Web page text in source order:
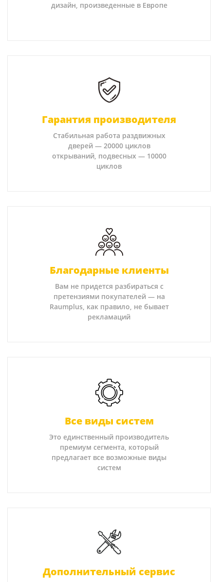
дизайн, произведенные в Европе
Гарантия производителя
Стабильная работа раздвижных
дверей — 20000 циклов
открываний, подвесных — 10000
циклов
Благодарные клиенты
Вам не придется разбираться с
претензиями покупателей — на
Raumplus, как правило, не бывает
рекламаций
Все виды систем
Это единственный производитель
премиум сегмента, который
предлагает все возможные виды
систем
Дополнительный сервис